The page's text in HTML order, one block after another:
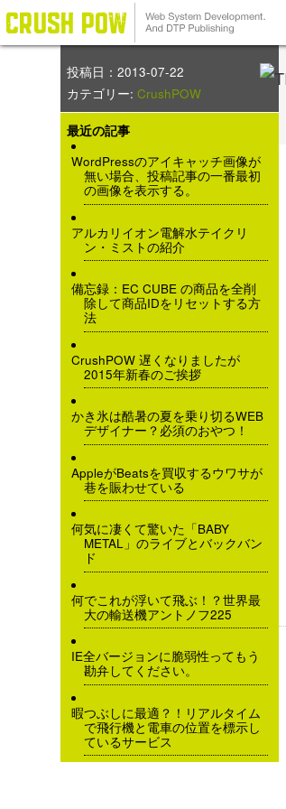
投稿日：2013-07-22
カテゴリー:CrushPOW
最近の記事
WordPressのアイキャッチ画像が
無い場合、投稿記事の一番最初
の画像を表示する。
アルカリイオン電解水テイクリ
ン・ミストの紹介
備忘録：EC CUBE の商品を全削
除して商品IDをリセットする方
法
CrushPOW 遅くなりましたが
2015年新春のご挨拶
かき氷は酷暑の夏を乗り切るWEB
デザイナー？必須のおやつ！
AppleがBeatsを買収するウワサが
巷を賑わせている
何気に凄くて驚いた「BABY
METAL」のライブとバックバン
ド
何でこれが浮いて飛ぶ！？世界最
大の輸送機アントノフ225
IE全バージョンに脆弱性ってもう
勘弁してください。
暇つぶしに最適？！リアルタイム
で飛行機と電車の位置を標示し
ているサービス